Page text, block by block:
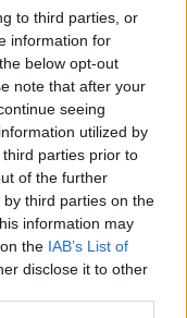
to third parties, or
information for
below opt-out
note that after your
seeing
utilized by
parties prior to
of the further
third parties on the
information may
the IAB’s List of
disclose it to other